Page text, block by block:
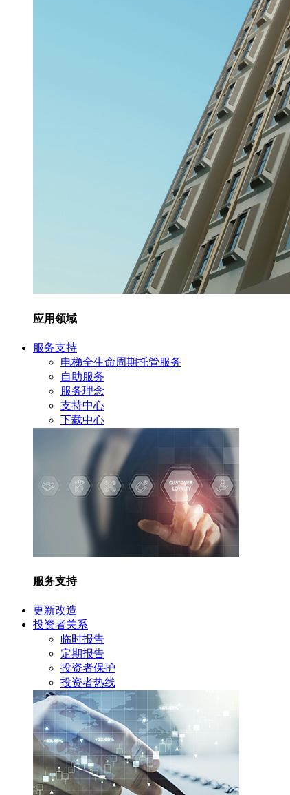
应用领域
服务支持
电梯全生命周期托管服务
自助服务
服务理念
支持中心
下载中心
服务支持
更新改造
投资者关系
临时报告
定期报告
投资者保护
投资者热线